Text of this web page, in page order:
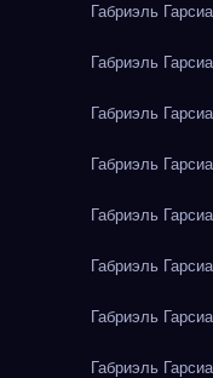
Габриэль
Габриэль
Габриэль
Габриэль
Габриэль
Габриэль
Габриэль
Габриэль